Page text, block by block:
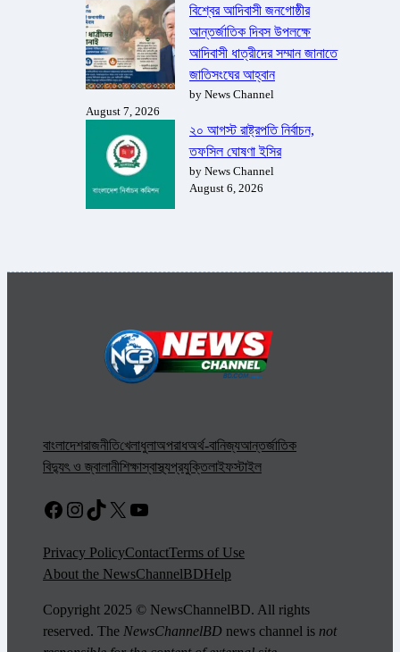
বিশ্বের আদিবাসী জনগোষ্ঠীর
আন্তর্জাতিক দিবস উপলক্ষে
আদিবাসী ধাত্রীদের সম্মান জানাতে
জাতিসংঘের আহ্বান
by News Channel
August 7, 2026
২০ আগস্ট রাষ্ট্রপতি নির্বাচন,
তফসিল ঘোষণা ইসির
by News Channel
August 6, 2026
বাংলাদেশরাজনীতিখেলাধুলাঅপরাধঅর্থ-বানিজ্যআন্তর্জাতিক
বিদ্যুৎ ও জ্বালানীশিক্ষাস্বাস্থ্যপ্রযুক্তিলাইফস্টাইল
Facebook
Instagram
TikTok
X YouTube
Privacy PolicyContactTerms of Use
About the NewsChannelBDHelp
Copyright 2025 © NewsChannelBD. All rights
reserved. The NewsChannelBD news channel is not